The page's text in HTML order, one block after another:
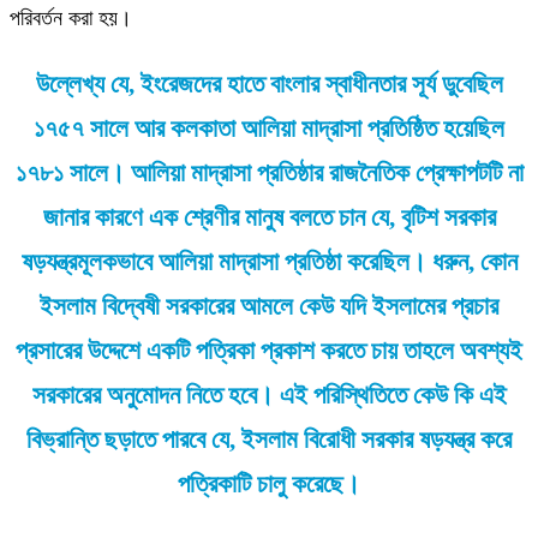
পরিবর্তন করা হয়।
উল্লেখ্য যে, ইংরেজদের হাতে বাংলার স্বাধীনতার সূর্য ডুবেছিল
১৭৫৭ সালে আর কলকাতা আলিয়া মাদ্রাসা প্রতিষ্ঠিত হয়েছিল
১৭৮১ সালে। আলিয়া মাদ্রাসা প্রতিষ্ঠার রাজনৈতিক প্রেক্ষাপটটি না
জানার কারণে এক শ্রেণীর মানুষ বলতে চান যে, বৃটিশ সরকার
ষড়যন্ত্রমূলকভাবে আলিয়া মাদ্রাসা প্রতিষ্ঠা করেছিল। ধরুন, কোন
ইসলাম বিদ্বেষী সরকারের আমলে কেউ যদি ইসলামের প্রচার
প্রসারের উদ্দেশে একটি পত্রিকা প্রকাশ করতে চায় তাহলে অবশ্যই
সরকারের অনুমোদন নিতে হবে। এই পরিস্থিতিতে কেউ কি এই
বিভ্রান্তি ছড়াতে পারবে যে, ইসলাম বিরোধী সরকার ষড়যন্ত্র করে
পত্রিকাটি চালু করেছে।